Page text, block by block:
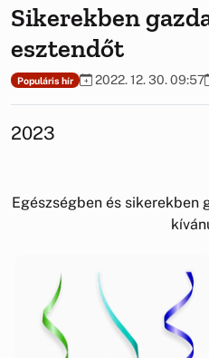
Sikerekben
esztendőt
Populáris hír 2022. 12. 30. 09:57
2023
Egészségben és sikerekben